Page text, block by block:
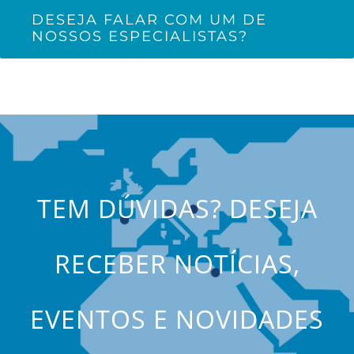
DESEJA FALAR COM UM DE
NOSSOS ESPECIALISTAS?
TEM DÚVIDAS? DESEJA
RECEBER NOTÍCIAS,
EVENTOS E NOVIDADES